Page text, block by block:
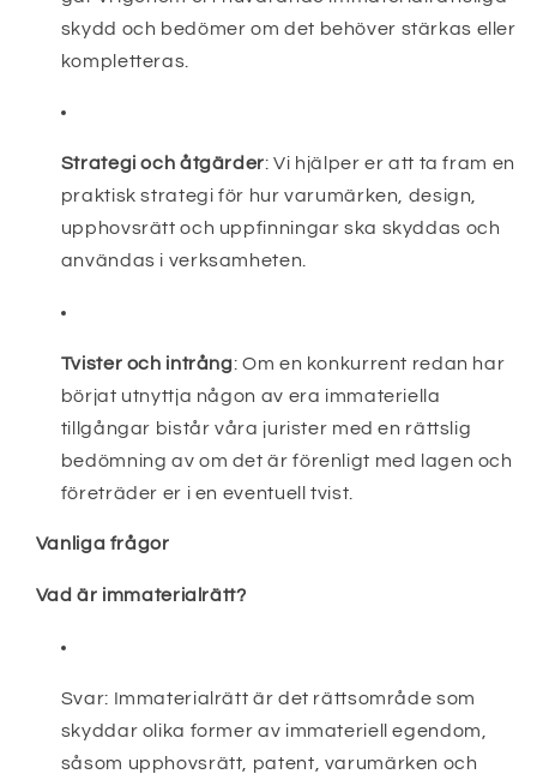
skydd och bedömer om det behöver stärkas eller
kompletteras.
Strategi och åtgärder: Vi hjälper er att ta fram en
praktisk strategi för hur varumärken, design,
upphovsrätt och uppfinningar ska skyddas och
användas i verksamheten.
Tvister och intrång: Om en konkurrent redan har
börjat utnyttja någon av era immateriella
tillgångar bistår våra jurister med en rättslig
bedömning av om det är förenligt med lagen och
företräder er i en eventuell tvist.
Vanliga frågor
Vad är immaterialrätt?
Svar: Immaterialrätt är det rättsområde som
skyddar olika former av immateriell egendom,
såsom upphovsrätt, patent, varumärken och